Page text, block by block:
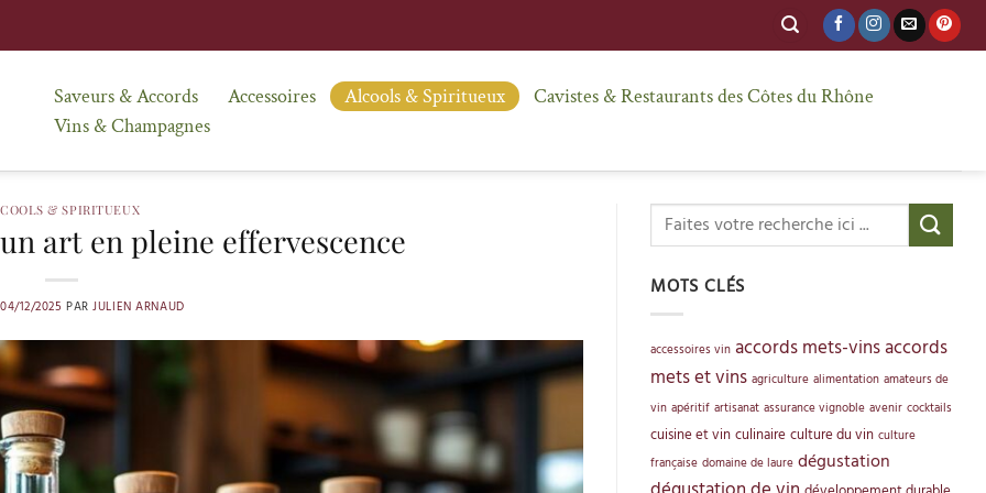
Saveurs & Accords Accessoires Alcools & Spiritueux
Cavistes & Restaurants des Côtes du Rhône
Vins & Champagnes
& SPIRITUEUX
art en pleine effervescence
04/12/2025 PARJULIEN ARNAUD
MOTS CLÉS
accessoires vin accords mets-vinsaccords
mets et vins agriculture alimentation amateurs de
vin apéritif artisanat assurance vignoble avenir cocktails
cuisine et vin culinaire culture du vin culture
française domaine de laure dégustation